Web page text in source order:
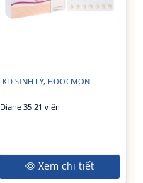
KĐ SINH LÝ, HOOCMON
Diane 35 21 viên
Xem chi tiết